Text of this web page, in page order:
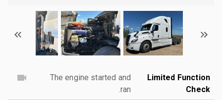
Limited Function
Check
The engine started and
ran.